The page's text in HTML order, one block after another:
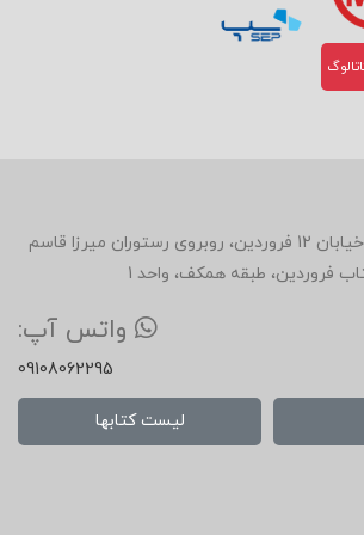
درونی خود می‌تواند آینده را
بلکه آینه‌ای برای خودآگاهی
را به بازگشتی آگاهانه به
می‌کند — بازگشتی که به جای نفی
و با شناختشان، قدرت
به ما می‌دهد.
میدان انقلاب، ابتدای خیابان 12 فروردین، روبروی رستوران میرزا قاسم
فروردین، طبقه همکف، واحد 1
واتس آپ:
09108062295
لیست کتابها